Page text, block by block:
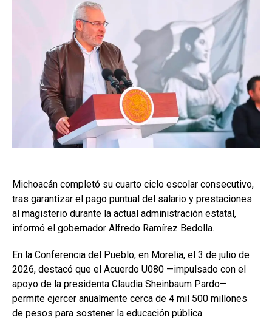
Michoacán completó su cuarto ciclo escolar consecutivo,
tras garantizar el pago puntual del salario y prestaciones
al magisterio durante la actual administración estatal,
informó el gobernador Alfredo Ramírez Bedolla.
En la Conferencia del Pueblo, en Morelia, el 3 de julio de
2026, destacó que el Acuerdo U080 —impulsado con el
apoyo de la presidenta Claudia Sheinbaum Pardo—
permite ejercer anualmente cerca de 4 mil 500 millones
de pesos para sostener la educación pública.